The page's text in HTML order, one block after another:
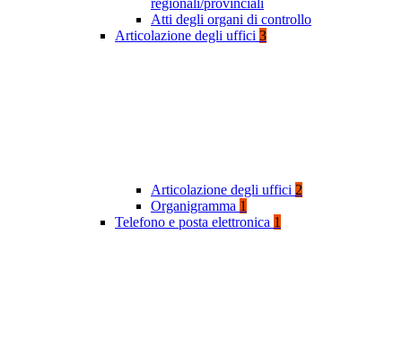
regionali/provinciali
Atti degli organi di controllo
Articolazione degli uffici 3
Articolazione degli uffici 2
Organigramma 1
Telefono e posta elettronica 1